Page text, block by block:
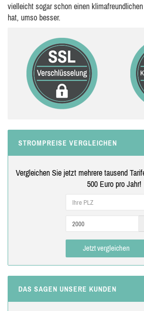
vielleicht sogar schon einen
hat, umso besser.
STROMPREISE VERGLEICHEN
Vergleichen Sie jetzt mehrere tausend
500 Euro pro Jahr!
Jetzt vergleichen
DAS SAGEN UNSERE KUNDEN